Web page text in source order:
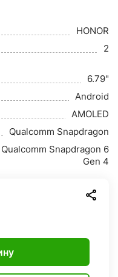
HONOR
2
6.79"
Android
AMOLED
Qualcomm Snapdragon
Qualcomm Snapdragon 6
Gen 4